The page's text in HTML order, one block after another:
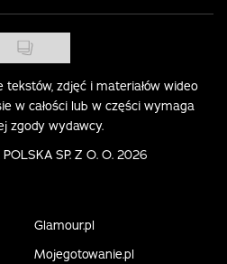
tekstów, zdjęć i materiałów wideo
w całości lub w części wymaga
zgody wydawcy.
SP. Z O. O. 2026
Glamour.pl
Mojegotowanie.pl